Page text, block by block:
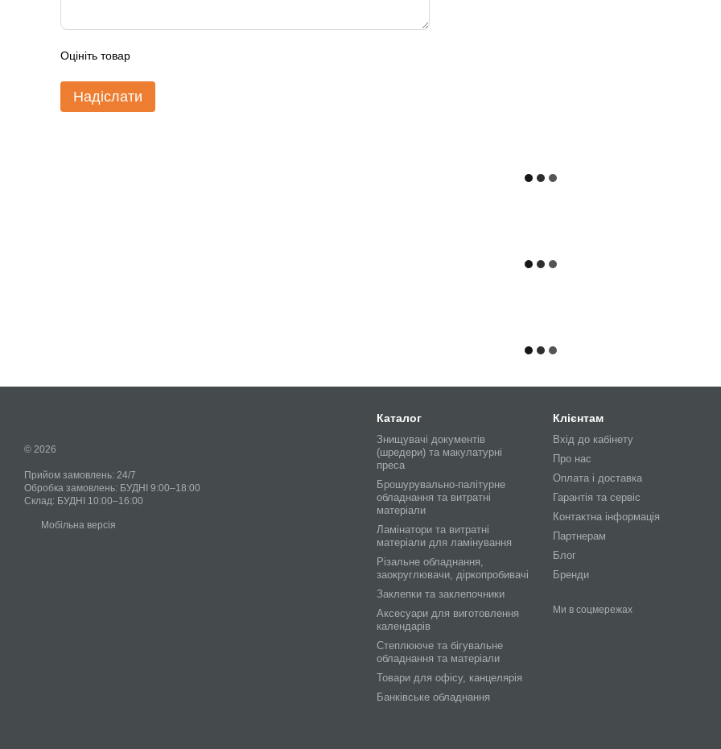
Оцініть товар
Надіслати
© 2026
Прийом замовлень: 24/7
Обробка замовлень: БУДНІ 9:00–18:00
Склад: БУДНІ 10:00–16:00
Мобільна версія
Каталог
Знищувачі документів
(шредери) та макулатурні
преса
Брошурувально-палітурне
обладнання та витратні
матеріали
Ламінатори та витратні
матеріали для ламінування
Різальне обладнання,
заокруглювачи, діркопробивачі
Заклепки та заклепочники
Аксесуари для виготовлення
календарів
Степлююче та бігувальне
обладнання та матеріали
Товари для офісу, канцелярія
Банківське обладнання
Клієнтам
Вхід до кабінету
Про нас
Оплата і доставка
Гарантія та сервіс
Контактна інформація
Партнерам
Блог
Бренди
Ми в соцмережах